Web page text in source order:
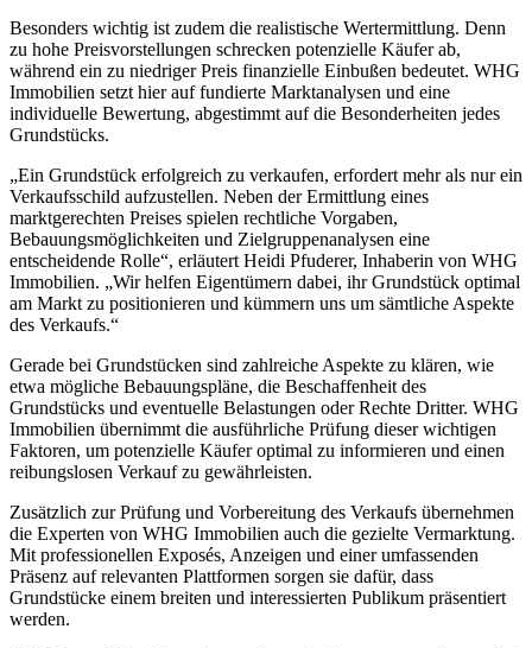
Besonders wichtig ist zudem die realistische Wertermittlung. Denn
zu hohe Preisvorstellungen schrecken potenzielle Käufer ab,
während ein zu niedriger Preis finanzielle Einbußen bedeutet. WHG
Immobilien setzt hier auf fundierte Marktanalysen und eine
individuelle Bewertung, abgestimmt auf die Besonderheiten jedes
Grundstücks.
„Ein Grundstück erfolgreich zu verkaufen, erfordert mehr als nur ein
Verkaufsschild aufzustellen. Neben der Ermittlung eines
marktgerechten Preises spielen rechtliche Vorgaben,
Bebauungsmöglichkeiten und Zielgruppenanalysen eine
entscheidende Rolle“, erläutert Heidi Pfuderer, Inhaberin von WHG
Immobilien. „Wir helfen Eigentümern dabei, ihr Grundstück optimal
am Markt zu positionieren und kümmern uns um sämtliche Aspekte
des Verkaufs.“
Gerade bei Grundstücken sind zahlreiche Aspekte zu klären, wie
etwa mögliche Bebauungspläne, die Beschaffenheit des
Grundstücks und eventuelle Belastungen oder Rechte Dritter. WHG
Immobilien übernimmt die ausführliche Prüfung dieser wichtigen
Faktoren, um potenzielle Käufer optimal zu informieren und einen
reibungslosen Verkauf zu gewährleisten.
Zusätzlich zur Prüfung und Vorbereitung des Verkaufs übernehmen
die Experten von WHG Immobilien auch die gezielte Vermarktung.
Mit professionellen Exposés, Anzeigen und einer umfassenden
Präsenz auf relevanten Plattformen sorgen sie dafür, dass
Grundstücke einem breiten und interessierten Publikum präsentiert
werden.